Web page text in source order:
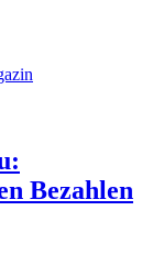
Bezahlen